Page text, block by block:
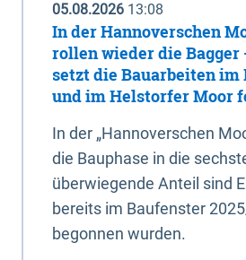
05.08.2026 13:08
In der Hannoverschen
rollen wieder die Bagger
setzt die Bauarbeiten
und im Helstorfer Moor
In der „Hannoverschen
die Bauphase in die
überwiegende Anteil sind
bereits im Baufenster
begonnen wurden.